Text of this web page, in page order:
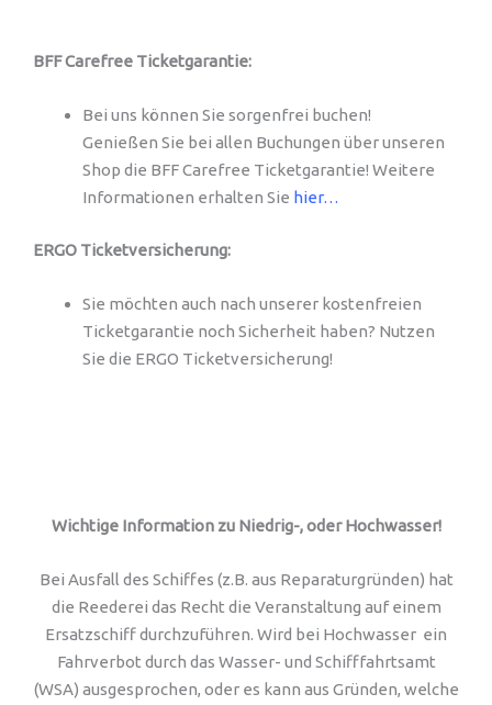
BFF Carefree Ticketgarantie:
Bei uns können Sie sorgenfrei buchen!
Genießen Sie bei allen Buchungen über unseren
Shop die BFF Carefree Ticketgarantie! Weitere
Informationen erhalten Sie hier…
ERGO Ticketversicherung:
Sie möchten auch nach unserer kostenfreien
Ticketgarantie noch Sicherheit haben? Nutzen
Sie die ERGO Ticketversicherung!
Wichtige Information zu Niedrig-, oder Hochwasser!
Bei Ausfall des Schiffes (z.B. aus Reparaturgründen) hat
die Reederei das Recht die Veranstaltung auf einem
Ersatzschiff durchzuführen. Wird bei Hochwasser ein
Fahrverbot durch das Wasser- und Schifffahrtsamt
(WSA) ausgesprochen, oder es kann aus Gründen, welche